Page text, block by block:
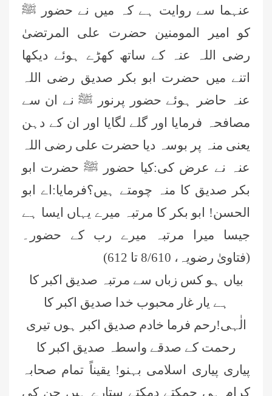
عنہما سے روایت ہے کہ میں نے حضور ﷺ
کو امیر المومنین حضرت علی المرتضیٰ
رضی اللہ عنہ کے ساتھ کھڑے ہوئے دیکھا
اتنے میں حضرت ابو بکر صدیق رضی اللہ
عنہ حاضر ہوئے حضور پرنور ﷺ نے ان سے
مصافحہ فرمایا اور گلے لگایا اور ان کے دہن
یعنی منہ پر بوسہ دیا حضرت علی رضی اللہ
عنہ نے عرض کی:کیا حضور ﷺ حضرت ابو
بکر صدیق کا منہ چومتے ہیں؟فرمایا:اے ابو
الحسن! ابو بکر کا مرتبہ میرے یہاں ایسا ہے
جیسا میرا مرتبہ میرے رب کے حضور۔
(فتاویٰ رضویہ، 8/610 تا
612)
بیاں ہو کس زباں سے مرتبہ صدیق اکبر کا
ہے یار غار محبوب خدا صدیق اکبر کا
الٰہی!رحم فرما خادم صدیق اکبر ہوں تیری
رحمت کے صدقے واسطہ صدیق اکبر کا
پیاری پیاری اسلامی بہنو! یقیناً تمام صحابہ
کرام ہی چمکتے دمکتے ستارے ہیں جن کی